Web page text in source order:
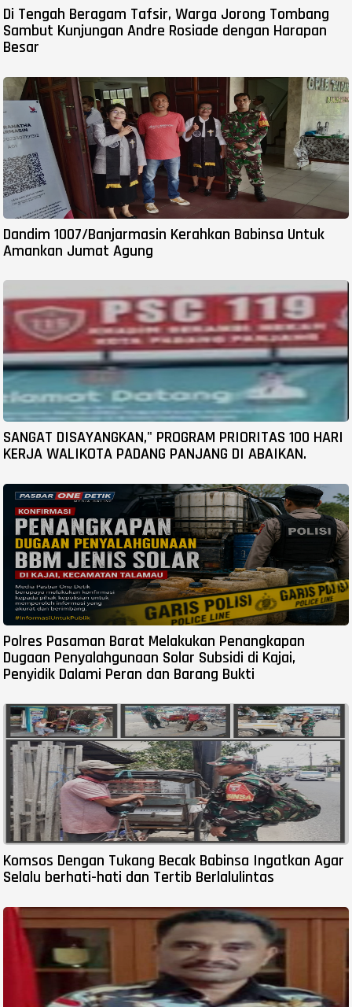
Di Tengah Beragam Tafsir, Warga Jorong Tombang
Sambut Kunjungan Andre Rosiade dengan Harapan
Besar
Dandim 1007/Banjarmasin Kerahkan Babinsa Untuk
Amankan Jumat Agung
SANGAT DISAYANGKAN," PROGRAM PRIORITAS 100 HARI
KERJA WALIKOTA PADANG PANJANG DI ABAIKAN.
Polres Pasaman Barat Melakukan Penangkapan
Dugaan Penyalahgunaan Solar Subsidi di Kajai,
Penyidik Dalami Peran dan Barang Bukti
Komsos Dengan Tukang Becak Babinsa Ingatkan Agar
Selalu berhati-hati dan Tertib Berlalulintas